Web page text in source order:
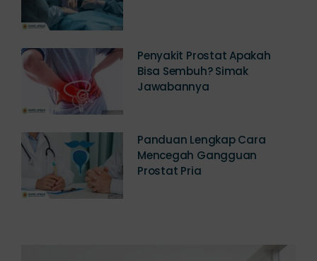
Penyakit Prostat Apakah
Bisa Sembuh? Simak
Jawabannya
Panduan Lengkap Cara
Mencegah Gangguan
Prostat Pria